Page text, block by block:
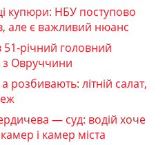
купюри: НБУ поступово
але є важливий нюанс
річний головний
з Овруччини
розбивають: літній салат,
— суд: водій хоче
і камер міста